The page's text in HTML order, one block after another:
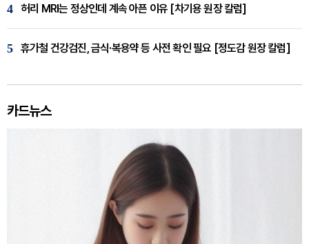
4 허리 MRI는 정상인데 계속 아픈 이유 [차기용 원장 칼럼]
5 휴가철 건강검진, 금식·복용약 등 사전 확인 필요 [정도감 원장 칼럼]
카드뉴스